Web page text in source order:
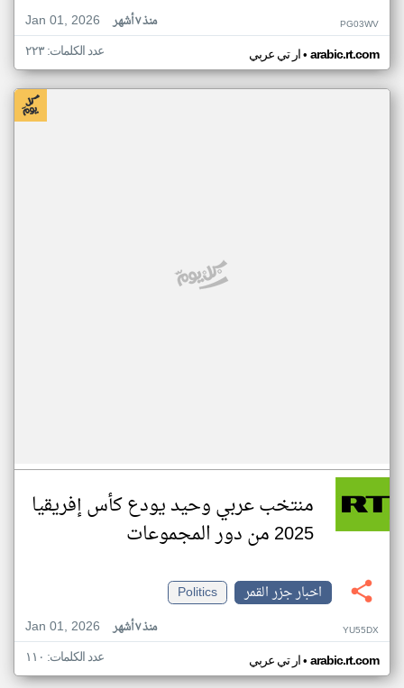
Jan 01, 2026
منذ ٧ أشهر PG03WV
ار تي عربي• arabic.rt.com عدد الكلمات: ٢٢٣
منتخب عربي وحيد يودع كأس إفريقيا
2025 من دور المجموعات
اخبار جزر القمر
Politics
Jan 01, 2026
منذ ٧ أشهر YU55DX
ار تي عربي• arabic.rt.com عدد الكلمات: ١١٠